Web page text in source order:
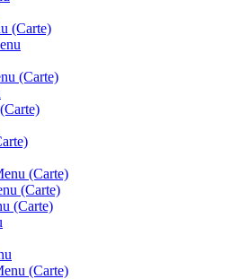
(Carte)
(Carte)
(Carte)
(Carte)
(Carte)
(Carte)